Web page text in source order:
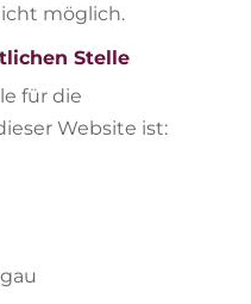
möglich.
Stelle
für die
Website ist: